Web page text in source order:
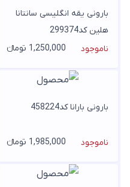
بارونی یقه انگلیسی سانتانا
هلین کد299374
ناموجود
1,250,000 تومانء
بارونی بارانا کد458224
ناموجود 1,985,000 تومانء